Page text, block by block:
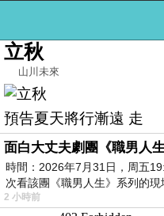
立秋
山川未來
預告夏天將行漸遠 走
面白大丈夫劇團《職男人
時間：2026年7月31日，周五
次看該團《職男人生》系列的
2 小時前